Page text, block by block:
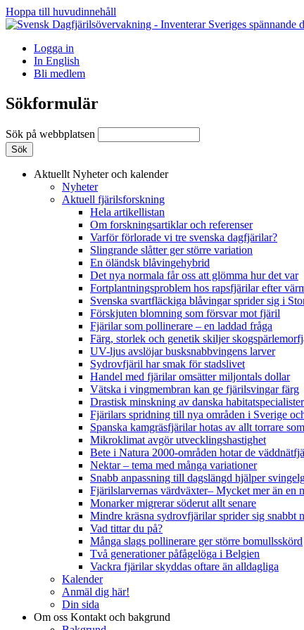
Hoppa till huvudinnehåll
Logga in
In English
Bli medlem
Sökformulär
Sök på webbplatsen
Aktuellt Nyheter och kalender
Nyheter
Aktuell fjärilsforskning
Hela artikellistan
Om forskningsartiklar och referenser
Varför förlorade vi tre svenska dagfjärilar?
Slingrande slåtter ger större variation
En öländsk blåvingehybrid
Det nya normala får oss att glömma hur det var
Fortplantningsproblem hos rapsfjärilar efter
Svenska svartfläckiga blåvingar sprider sig i
Förskjuten blomning som försvar mot fjäril
Fjärilar som pollinerare – en laddad fråga
Färg, storlek och genetik skiljer
UV-ljus avslöjar busksnabbvingens larver
Sydrovfjäril har smak för stadslivet
Handel med fjärilar omsätter miljontals dollar
Vätska i vingmembran kan ge fjärilsvingar färg
Drastisk minskning av danska habitatspecialister
Fjärilars spridning till nya områden i Sverige
Spanska kamgräsfjärilar hotas av allt torrare
Mikroklimat avgör utvecklingshastighet
Bete i Natura 2000-områden hotar de
Nektar – tema med många variationer
Snabb anpassning till dagslängd hjälper
Fjärilslarvernas värdväxter– Mycket mer än en
Monarker migrerar söderut allt senare
Mindre kräsna sydrovfjärilar sprider sig snabbt
Vad tittar du på?
Många slags pollinerare ger större bomullsskörd
Två generationer påfågelöga i Belgien
Vackra fjärilar skyddas oftare än alldagliga
Kalender
Anmäl dig här!
Din sida
Om oss Kontakt och bakgrund